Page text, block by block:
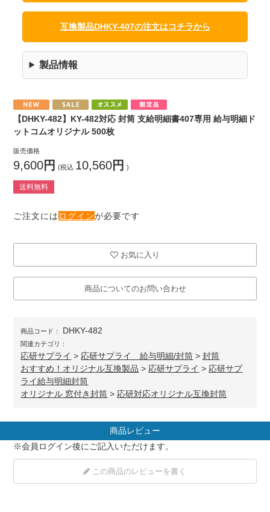
互換製品DHKY-407の注文はコチラから
製品情報
【DHKY-482】KY-482対応 封筒 支給明細書407専用 給与明細ド
ットコムオリジナル 500枚
販売価格
9,600円 (税込 10,560円 )
送料無料
ご注文には ログインが必要です
お気に入り
商品についてのお問い合わせ
商品コード： DHKY-482
関連カテゴリ：
応研サプライ > 応研サプライ 給与明細/封筒 >封筒
おすすめ！オリジナル互換製品 > 応研サプライ > 応研サプ
ライ給与明細封筒
オリジナル 窓付き封筒 > 応研対応オリジナル互換封筒
商品レビュー
※会員ログイン後にご記入いただけます。
この商品のレビューを書く